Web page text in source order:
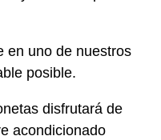
en uno de nuestros
posible.
disfrutará de
acondicionado